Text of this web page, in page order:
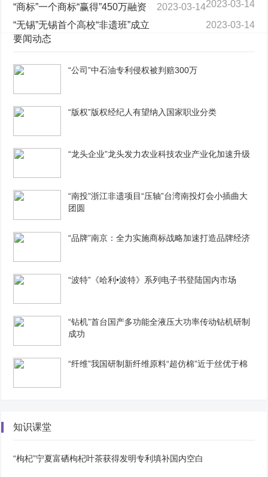
2023-03-14
“商标”一个商标“赢得”450万融资
2023-03-14
“无锡”无锡首个高校“非遗班”成立
2023-03-14
要闻动态
“公司”中石油专利侵权被判赔300万
“版权”版权经纪人有望纳入国家职业分类
“龙头企业”龙头发力农业科技农业产业化加速升级
“南投”浙江非遗项目“压轴”台湾南投灯会小插曲大
团圆
“品牌”南京：全力实施商标战略加速打造品牌经济
“波特”《哈利•波特》系列电子书登陆国内市场
“钻机”首台国产多功能全液压大功率传动钻机研制
成功
“纤维”我国研制新纤维原料“超仿棉”近于丝优于棉
知识课堂
“枸杞”宁夏富硒枸杞叶茶获得发明专利填补国内空白